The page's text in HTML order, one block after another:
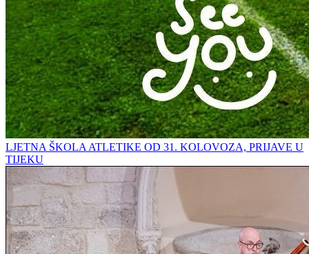
LJETNA ŠKOLA ATLETIKE OD 31. KOLOVOZA, PRIJAVE U
TIJEKU